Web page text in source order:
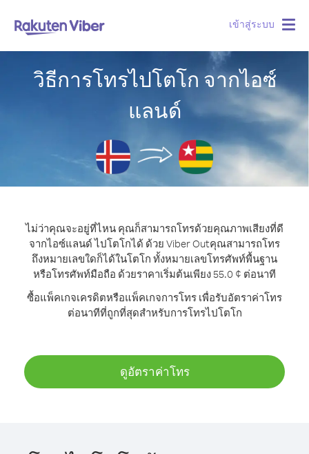
เข้าสู่ระบบ
วิธีการโทรไปโตโก จากไอซ์
แลนด์
ไม่ว่าคุณจะอยู่ที่ไหน คุณก็สามารถโทรด้วยคุณภาพเสียงที่ดี
จากไอซ์แลนด์ ไปโตโกได้ ด้วย Viber Outคุณสามารถโทร
ถึงหมายเลขใดก็ได้ในโตโก ทั้งหมายเลขโทรศัพท์พื้นฐาน
หรือโทรศัพท์มือถือ ด้วยราคาเริ่มต้นเพียง 55.0 ¢ ต่อนาที
ซื้อแพ็คเกจเครดิตหรือแพ็คเกจการโทร เพื่อรับอัตราค่าโทร
ต่อนาทีที่ถูกที่สุดสำหรับการโทรไปโตโก
ดูอัตราค่าโทร